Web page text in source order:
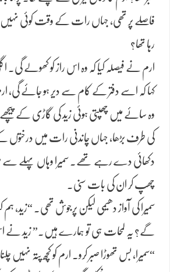
فاصلے پر تھی، جہاں رات کے وقت کوئی نہیں
رہا تھا؟
ارم نے فیصلہ کیا کہ وہ اس راز کو کھولے
کہا کہ اسے دفتر کے کام سے دیر ہو جائے گی،
وہ سائے میں چھپتی ہوئی زید کی گاڑی کے پیچھے
کی طرف بڑھا، جہاں چاندنی رات میں درختوں
دکھائی دے رہے تھے۔ سمیرا وہاں پہلے سے
چھپ کر ان کی بات سنی۔
سمیرا کی آواز دھیمی لیکن پرجوش تھی۔ “زید،
گے؟ یہ لمحات ہی تو ہمارے ہیں۔” زید نے اس
“سمیرا، بس تھوڑا صبر کرو۔ ارم کو کچھ پتہ نہیں